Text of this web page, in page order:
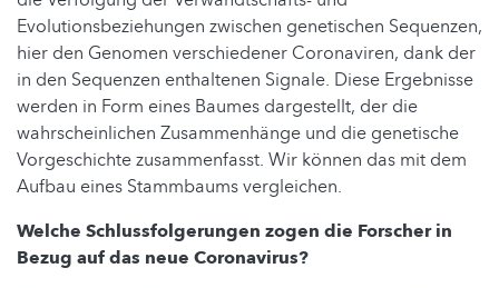
Evolutionsbeziehungen zwischen genetischen Sequenzen,
hier den Genomen verschiedener Coronaviren, dank der
in den Sequenzen enthaltenen Signale. Diese Ergebnisse
werden in Form eines Baumes dargestellt, der die
wahrscheinlichen Zusammenhänge und die genetische
Vorgeschichte zusammenfasst. Wir können das mit dem
Aufbau eines Stammbaums vergleichen.
Welche Schlussfolgerungen zogen die Forscher in
Bezug auf das neue Coronavirus?